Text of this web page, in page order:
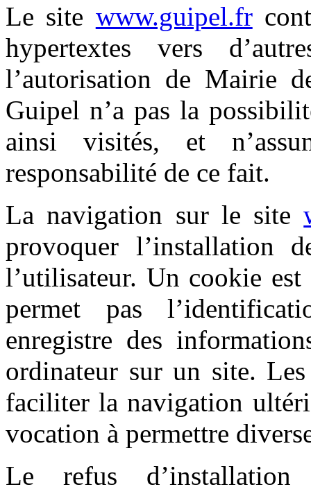
Le site www.guipel.fr
hypertextes vers
l’autorisation de Mairie
Guipel n’a pas la
ainsi visités, et
responsabilité de ce fait.
La navigation sur le site
provoquer l’installation
l’utilisateur. Un cookie
permet pas
enregistre des
ordinateur sur un site.
faciliter la navigation
vocation à permettre
Le refus